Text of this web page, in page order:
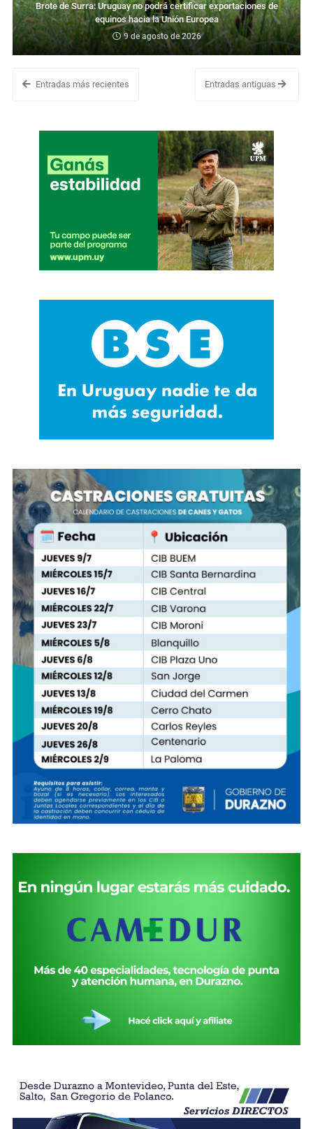
Brote de Surra: Uruguay no podrá certificar exportaciones de
equinos hacia la Unión Europea
9 de agosto de 2026
Entradas más recientes Entradas antiguas